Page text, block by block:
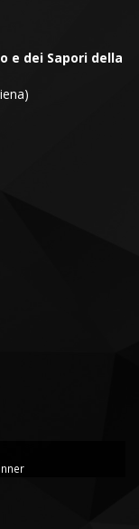
e dei Sapori della